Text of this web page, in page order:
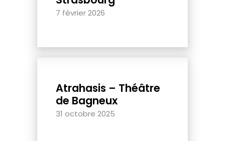
7 février 2026
Atrahasis – Théâtre
de Bagneux
31 octobre 2025